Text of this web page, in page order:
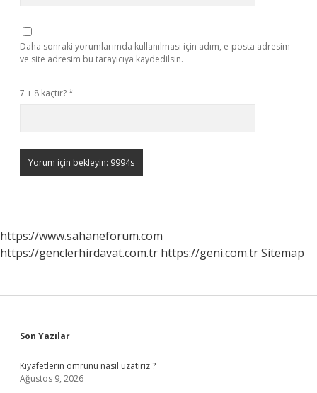
Daha sonraki yorumlarımda kullanılması için adım, e-posta adresim
ve site adresim bu tarayıcıya kaydedilsin.
7 + 8 kaçtır?*
https://www.sahaneforum.com
https://genclerhirdavat.com.tr https://geni.com.trSitemap
Sidebar
Son Yazılar
Kıyafetlerin ömrünü nasıl uzatırız ?
Ağustos 9, 2026